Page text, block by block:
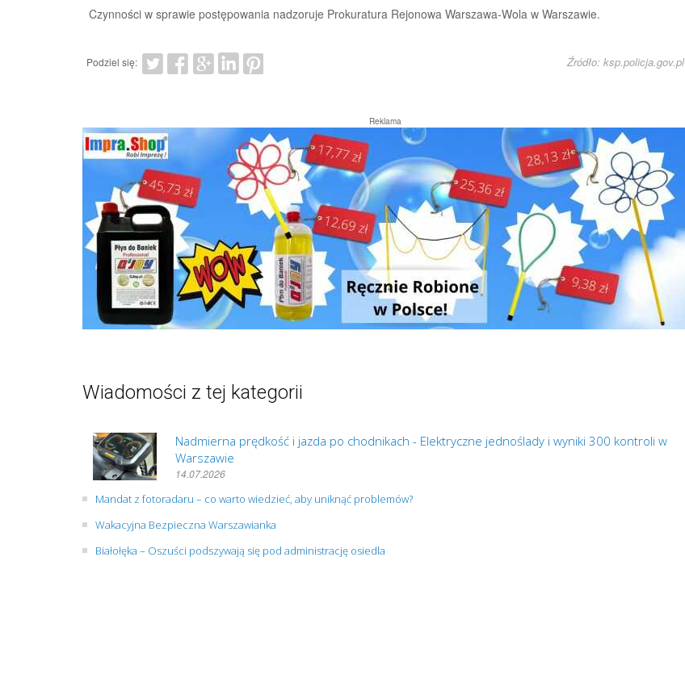
Czynności w sprawie postępowania nadzoruje Prokuratura Rejonowa Warszawa-Wola w Warszawie.
Podziel się: Źródło: ksp.policja.gov.pl
Reklama
Wiadomości z tej kategorii
Nadmierna prędkość i jazda po chodnikach - Elektryczne jednoślady i wyniki 300 kontroli w
Warszawie
14.07.2026
Mandat z fotoradaru – co warto wiedzieć, aby uniknąć problemów?
Wakacyjna Bezpieczna Warszawianka
Białołęka – Oszuści podszywają się pod administrację osiedla